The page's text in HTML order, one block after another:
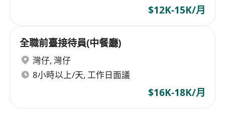
$12K-15K/月
全職前臺接待員(中餐廳)
灣仔, 灣仔
8小時以上/天, 工作日面議
$16K-18K/月